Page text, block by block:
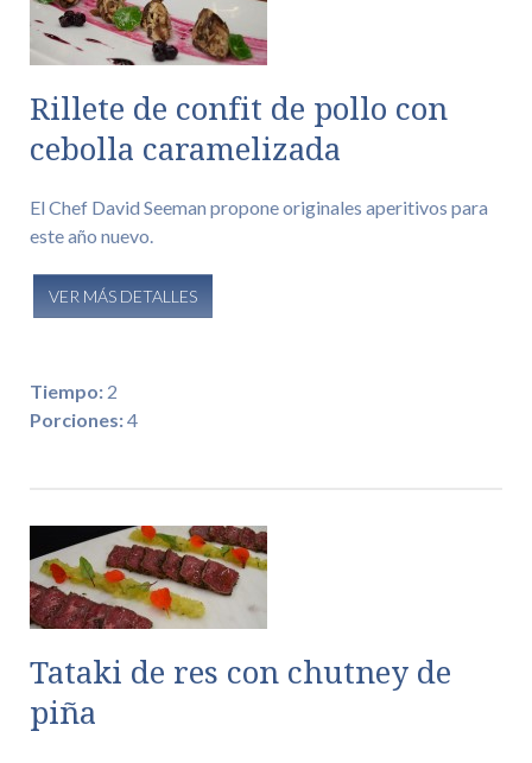
Rillete de confit de pollo con
cebolla caramelizada
El Chef David Seeman propone originales aperitivos para
este año nuevo.
VER MÁS DETALLES
Tiempo: 2
Porciones:4
Tataki de res con chutney de
piña